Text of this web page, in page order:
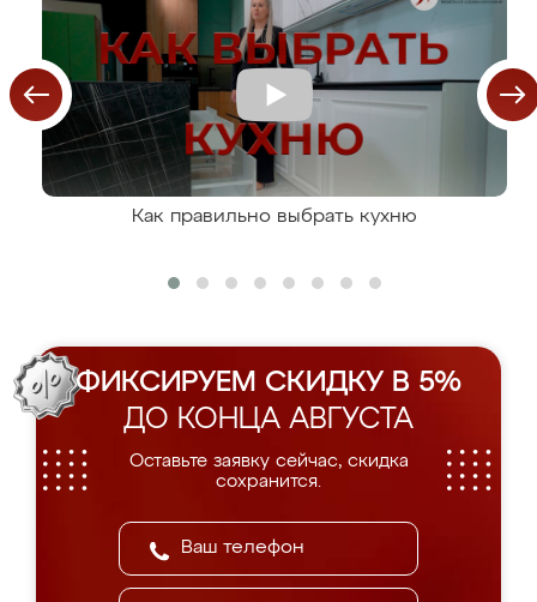
Как правильно выбрать кухню
ФИКСИРУЕМ СКИДКУ В 5%
ДО КОНЦА АВГУСТА
Оставьте заявку сейчас, скидка
сохранится.